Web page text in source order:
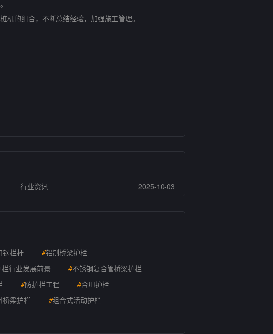
的组合，不断总结经验，加强施工管理。
行业资讯 2025-10-03
钢栏杆 #铝制桥梁护栏
行业发展前景 #不锈钢复合管桥梁护栏
#防护栏工程 #合川护栏
桥梁护栏 #组合式活动护栏